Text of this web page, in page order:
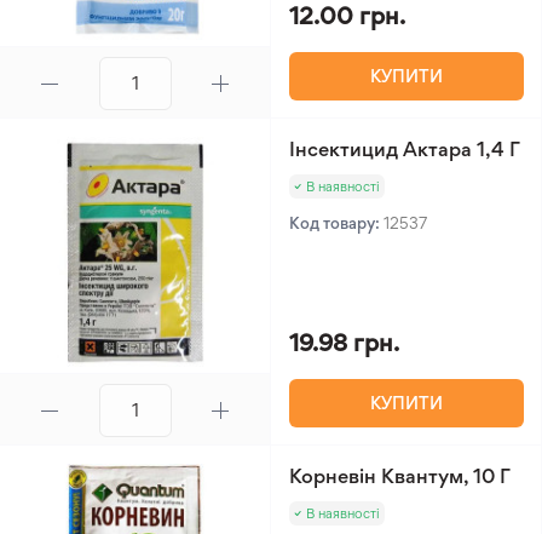
12.00 грн.
КУПИТИ
Інсектицид Актара 1,4 Г
В наявності
Код товару: 12537
19.98 грн.
КУПИТИ
Корневін Квантум, 10 Г
В наявності